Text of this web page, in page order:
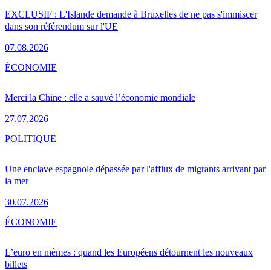
EXCLUSIF : L'Islande demande à Bruxelles de ne pas s'immiscer
dans son référendum sur l'UE
07.08.2026
Merci la Chine : elle a sauvé l’économie mondiale
27.07.2026
ÉCONOMIE
Une enclave espagnole dépassée par l'afflux de migrants arrivant par
la mer
30.07.2026
POLITIQUE
L’euro en mèmes : quand les Européens détournent les nouveaux
billets
ÉCONOMIE